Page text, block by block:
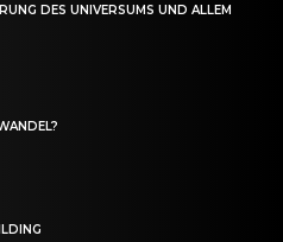
DES UNIVERSUMS UND ALLEM